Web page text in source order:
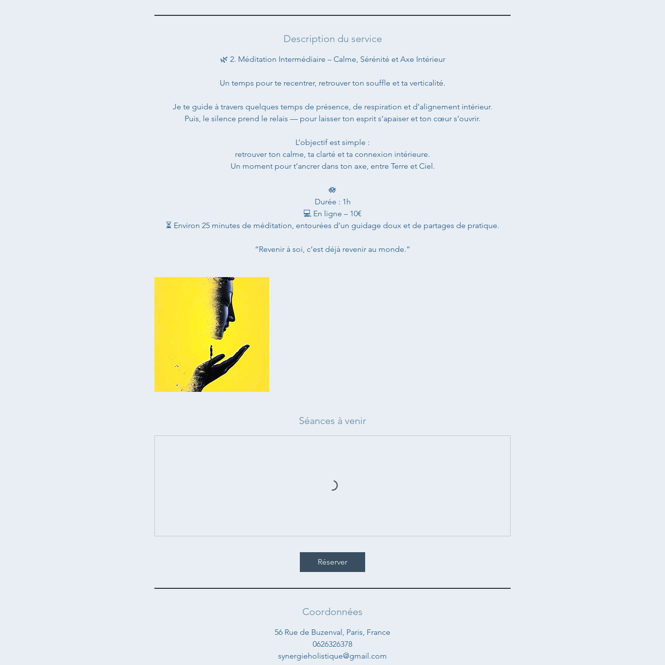
Description du service
🌿 2. Méditation Intermédiaire – Calme, Sérénité et Axe Intérieur
Un temps pour te recentrer, retrouver ton souffle et ta verticalité.
Je te guide à travers quelques temps de présence, de respiration et d’alignement intérieur.
Puis, le silence prend le relais — pour laisser ton esprit s’apaiser et ton cœur s’ouvrir.
L’objectif est simple :
retrouver ton calme, ta clarté et ta connexion intérieure.
Un moment pour t’ancrer dans ton axe, entre Terre et Ciel.
🪷
Durée : 1h
💻 En ligne – 10€
⏳ Environ 25 minutes de méditation, entourées d’un guidage doux et de partages de pratique.
“Revenir à soi, c’est déjà revenir au monde.”
Séances à venir
Réserver
Coordonnées
56 Rue de Buzenval, Paris, France
0626326378
synergieholistique@gmail.com